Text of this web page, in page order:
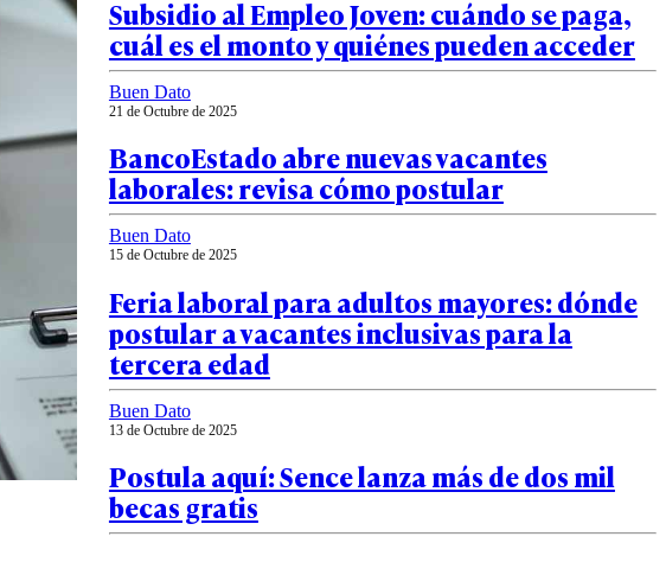
Subsidio al Empleo Joven: cuándo se paga,
cuál es el monto y quiénes pueden acceder
Buen Dato
21 de Octubre de 2025
BancoEstado abre nuevas vacantes
laborales: revisa cómo postular
Buen Dato
15 de Octubre de 2025
Feria laboral para adultos mayores: dónde
postular a vacantes inclusivas para la
tercera edad
Buen Dato
13 de Octubre de 2025
Postula aquí: Sence lanza más de dos mil
becas gratis